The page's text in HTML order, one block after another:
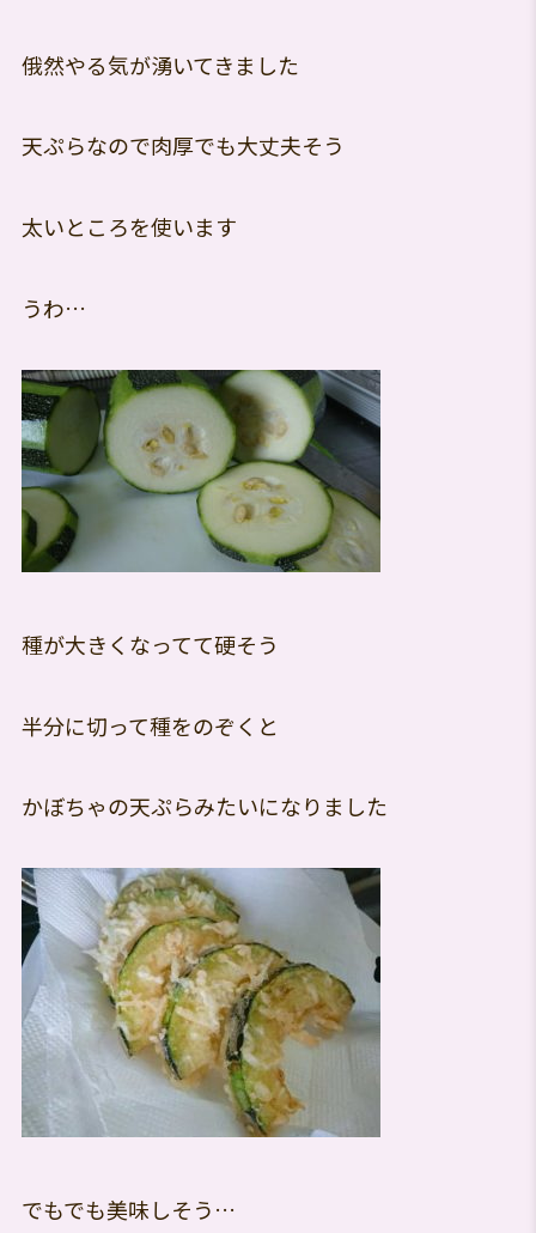
俄然やる気が湧いてきました
天ぷらなので肉厚でも大丈夫そう
太いところを使います
うわ…
種が大きくなってて硬そう
半分に切って種をのぞくと
かぼちゃの天ぷらみたいになりました
でもでも美味しそう…